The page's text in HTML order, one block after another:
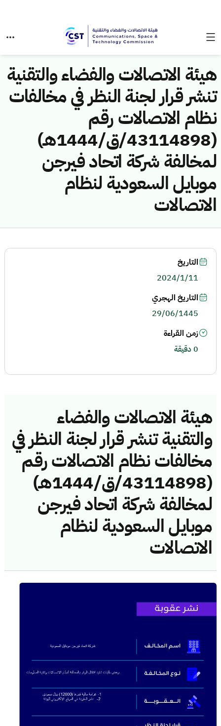
هيئة الاتصالات والفضاء والتقنية
تنشر قرار لجنة النظر في مخالفات
نظام الاتصالات رقم
(43114898/ق/1444هـ)
لمخالفة شركة اتحاد فيرجن
موبايل السعودية لنظام
الاتصالات
هيئة الاتصالات والفضاء
والتقنية تنشر قرار لجنة النظر في
مخالفات نظام الاتصالات رقم
(43114898/ق/1444هـ)
لمخالفة شركة اتحاد فيرجن
موبايل السعودية لنظام
الاتصالات
التاريخ
2024/1/11
التاريخ الهجري
29/06/1445
زمن القراءة
0 دقيقة